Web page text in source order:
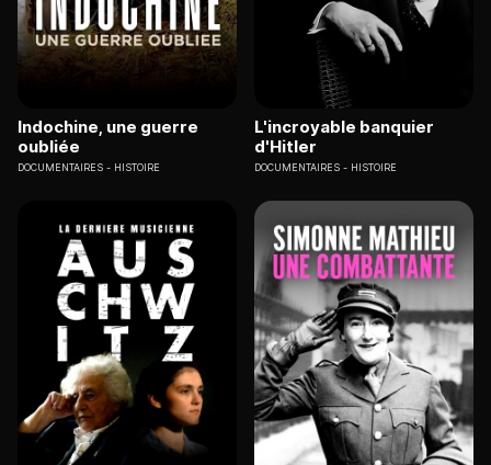
Indochine, une guerre
oubliée
DOCUMENTAIRES HISTOIRE
L'incroyable banquier
d'Hitler
DOCUMENTAIRES HISTOIRE